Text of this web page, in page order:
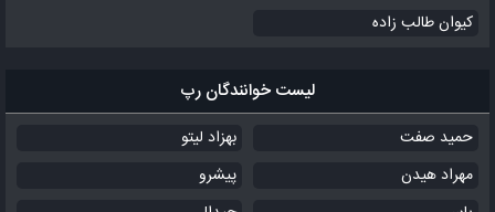
کیوان طالب زاده
لیست خوانندگان رپ
حمید صفت
بهزاد لیتو
مهراد هیدن
پیشرو